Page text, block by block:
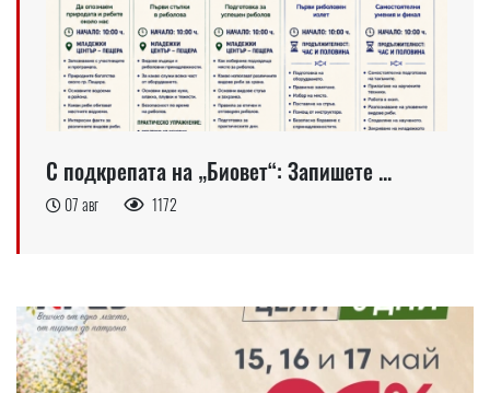
С подкрепата на „Биовет“: Запишете ...
07 авг 1172